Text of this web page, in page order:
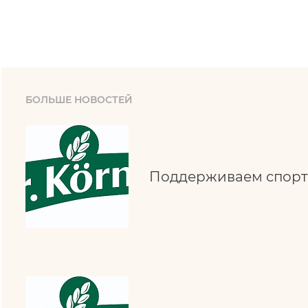
БОЛЬШЕ НОВОСТЕЙ
Поддерживаем